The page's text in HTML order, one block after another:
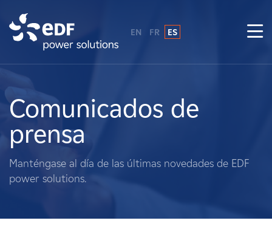
Sobre nosotros
Qué hacemos
Terratenientes
EN FR ES
Comunicados de
prensa
Manténgase al día de las últimas novedades de EDF
power solutions.